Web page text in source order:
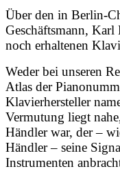
Über den in Berlin-
Geschäftsmann, Karl
noch erhaltenen
Weder bei unseren
Atlas der
Klavierhersteller
Vermutung liegt
Händler war, der –
Händler – seine
Instrumenten